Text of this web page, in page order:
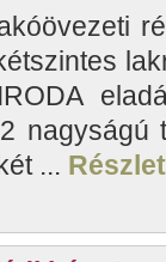
nagyságú
...